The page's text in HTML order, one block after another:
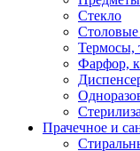
Стекло
Термосы,
Фарфор,
Прачечное и